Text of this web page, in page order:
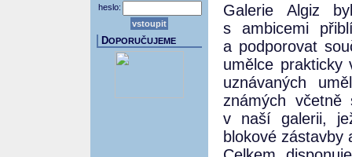
Galerie Algiz
s ambicemi
a podporovat
umělce prakticky
uznávaných
známých
v naší galerii,
blokové
heslo:
DOPORUČUJEME